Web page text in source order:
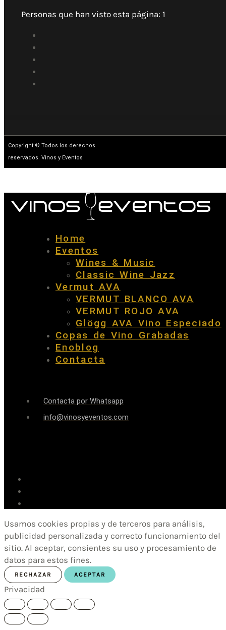
Personas que han visto esta página: 1
Copyright © Todos los derechos
reservados. Vinos y Eventos
Home
Eventos
Wines & Music
Classic Wine Jazz
Vermut AVA
VERMUT BLANCO AVA
VERMUT ROJO AVA
Glögg AVA Vino Especiado
Copas de Vino Grabadas
Enoblog
Contacta
Contacta por Whatsapp
info@vinosyeventos.com
Usamos cookies propias y de terceros para análisis,
publicidad personalizada y correcto funcionamiento del
sitio. Al aceptar, consientes su uso y procesamiento de
datos para estos fines.
RECHAZAR ACEPTAR
Privacidad